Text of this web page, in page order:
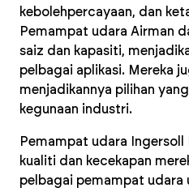
kebolehpercayaan, dan
Pemampat udara Airman
saiz dan kapasiti,
pelbagai aplikasi. Mereka
menjadikannya pilihan
kegunaan industri.
Pemampat udara Ingersoll
kualiti dan kecekapan
pelbagai pemampat udara